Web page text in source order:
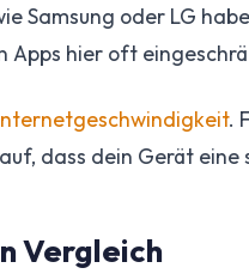
Samsung oder LG
Apps hier oft
.
dass dein Gerät eine
Vergleich